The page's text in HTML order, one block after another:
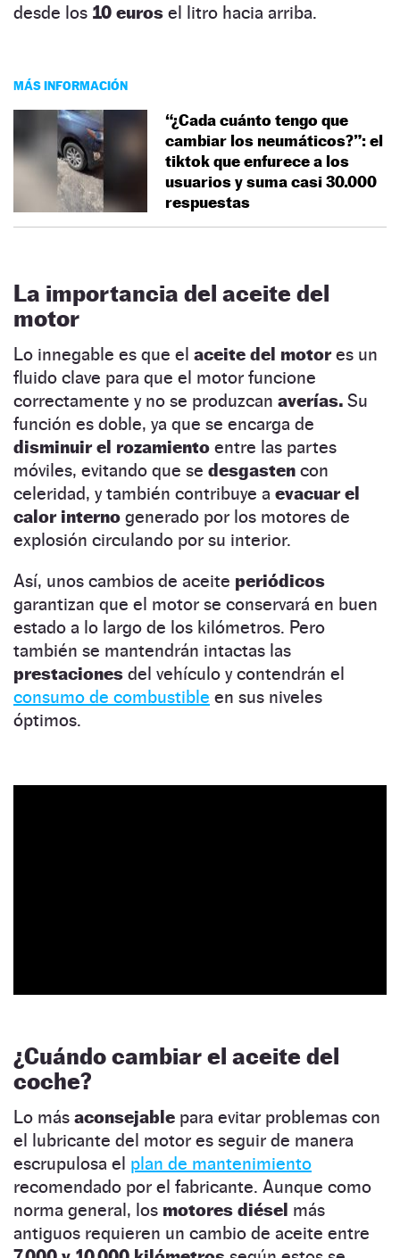
desde los 10 euros el litro hacia arriba.
MÁS INFORMACIÓN
“¿Cada cuánto tengo que
cambiar los neumáticos?”: el
tiktok que enfurece a los
usuarios y suma casi 30.000
respuestas
La importancia del aceite del
motor
Lo innegable es que el aceite del motores un
fluido clave para que el motor funcione
correctamente y no se produzcan averías. Su
función es doble, ya que se encarga de
disminuir el rozamiento entre las partes
móviles, evitando que se desgasten con
celeridad, y también contribuye a evacuar el
calor interno generado por los motores de
explosión circulando por su interior.
Así, unos cambios de aceite periódicos
garantizan que el motor se conservará en buen
estado a lo largo de los kilómetros. Pero
también se mantendrán intactas las
prestaciones del vehículo y contendrán el
consumo de combustible en sus niveles
óptimos.
¿Cuándo cambiar el aceite del
coche?
Lo más aconsejable para evitar problemas con
el lubricante del motor es seguir de manera
escrupulosa el plan de mantenimiento
recomendado por el fabricante. Aunque como
norma general, los motores diésel más
antiguos requieren un cambio de aceite entre